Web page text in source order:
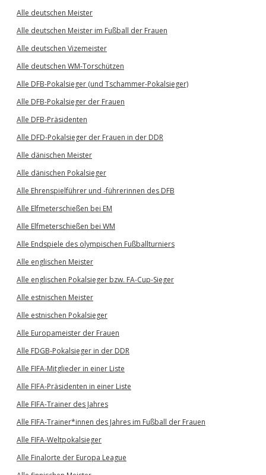
Alle deutschen Meister
Alle deutschen Meister im Fußball der Frauen
Alle deutschen Vizemeister
Alle deutschen WM-Torschützen
Alle DFB-Pokalsieger (und Tschammer-Pokalsieger)
Alle DFB-Pokalsieger der Frauen
Alle DFB-Präsidenten
Alle DFD-Pokalsieger der Frauen in der DDR
Alle dänischen Meister
Alle dänischen Pokalsieger
Alle Ehrenspielführer und -führerinnen des DFB
Alle Elfmeterschießen bei EM
Alle Elfmeterschießen bei WM
Alle Endspiele des olympischen Fußballturniers
Alle englischen Meister
Alle englischen Pokalsieger bzw. FA-Cup-Sieger
Alle estnischen Meister
Alle estnischen Pokalsieger
Alle Europameister der Frauen
Alle FDGB-Pokalsieger in der DDR
Alle FIFA-Mitglieder in einer Liste
Alle FIFA-Präsidenten in einer Liste
Alle FIFA-Trainer des Jahres
Alle FIFA-Trainer*innen des Jahres im Fußball der Frauen
Alle FIFA-Weltpokalsieger
Alle Finalorte der Europa League